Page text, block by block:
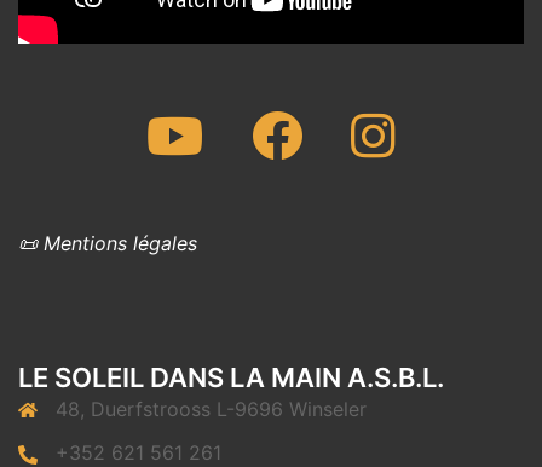
Youtube FacebookInstagram
📜 Mentions légales
LE SOLEIL DANS LA MAIN A.S.B.L.
48, Duerfstrooss L-9696 Winseler
+352 621 561 261